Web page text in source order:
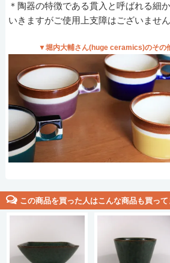
＊陶器の特徴である貫入と呼ばれる細
いきますがご使用上支障はございません
▼堀内大輔さん(huge ceramics)のその
この商品を買った人はこんな商品も買って